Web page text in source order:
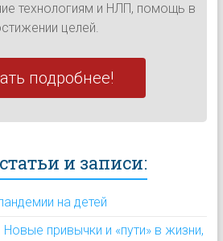
технологиям и НЛП, помощь в
целей.
подробнее!
и записи:
на детей
привычки и «пути» в жизни,